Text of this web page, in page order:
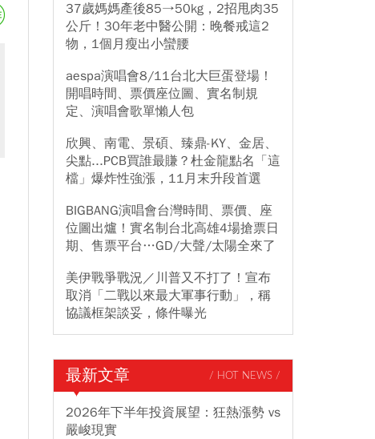
37歲媽媽產後85→50kg，2招甩肉35
公斤！30年老中醫公開：晚餐戒這2
物，1個月瘦出小蠻腰
aespa演唱會8/11台北大巨蛋登場！
開唱時間、票價座位圖、實名制規
定、演唱會歌單懶人包
欣興、南電、景碩、臻鼎-KY、金居、
尖點...PCB買誰最賺？杜金龍點名「這
檔」爆炸性強漲，11月末升段首選
BIGBANG演唱會台灣時間、票價、座
位圖出爐！實名制台北高雄4場搶票日
期、售票平台…GD/大聲/太陽全來了
美伊戰爭戰況／川普又不打了！宣布
取消「二戰以來最大軍事行動」，稱
協議框架談妥，條件曝光
最新文章 / HOT NEWS /
2026年下半年投資展望：狂熱漲勢 vs
嚴峻現實